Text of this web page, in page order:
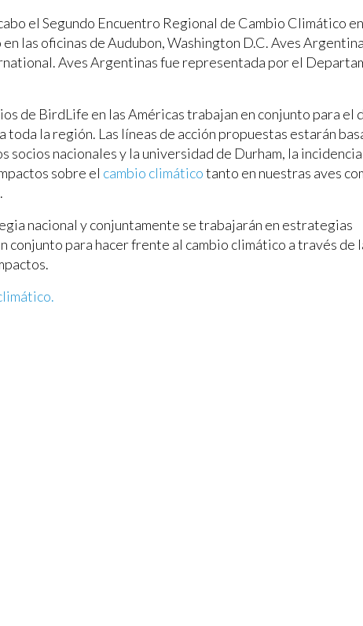
el Segundo Encuentro Regional de Cambio Climático
las oficinas de Audubon, Washington D.C. Aves
Aves Argentinas fue representada por el
de BirdLife en las Américas trabajan en conjunto para el
la región. Las líneas de acción propuestas estarán
socios nacionales y la universidad de Durham, la incidencia
sobre el cambio climáticotanto en nuestras aves
nacional y conjuntamente se trabajarán en estrategias
conjunto para hacer frente al cambio climático a través de